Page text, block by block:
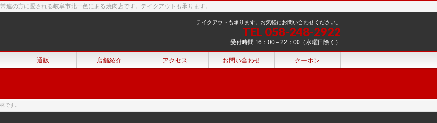
連の方に愛される岐阜市北一色にある焼肉店です。テイクアウトも承ります。
テイクアウトも承ります。お気軽にお問い合わせください。
TEL 058-248-2922
受付時間 16：00～22：00（水曜日除く）
通販 店舗紹介 アクセス お問い合わせ クーポン
です。